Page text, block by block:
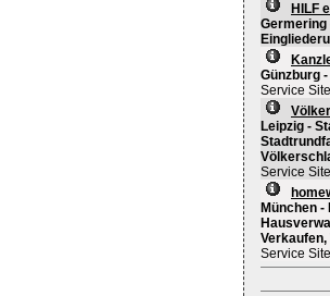
HILF
Germering
Günzburg
Service
Leipzig -
Service
München
Verkaufen,
Service